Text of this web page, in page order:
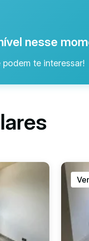
nesse
te interessar!